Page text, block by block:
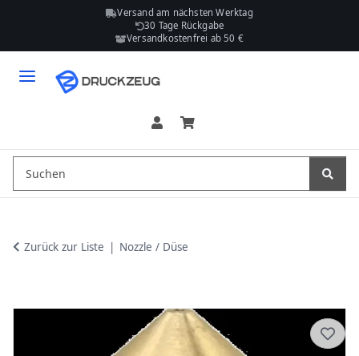
Versand am nächsten Werktag
30 Tage Rückgabe
Versandkostenfrei ab 50 €
Zurück zur Liste Nozzle / Düse